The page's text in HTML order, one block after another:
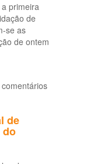
primeira
de
se as
de ontem
de
do